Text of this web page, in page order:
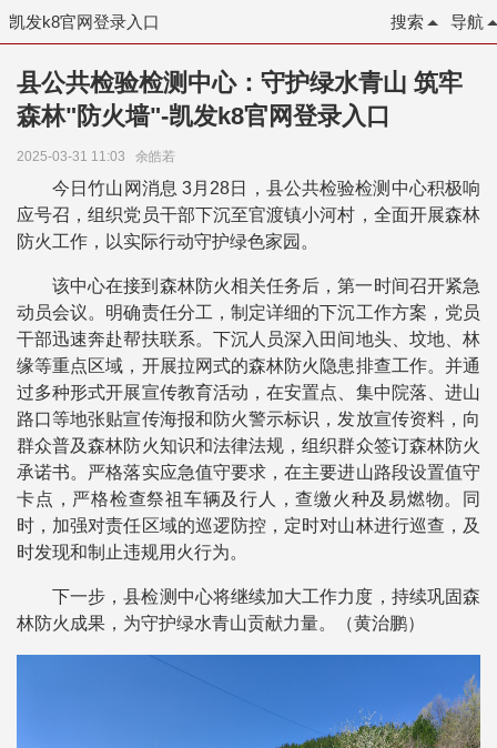
凯发k8官网登录入口 导航
搜索
县公共检验检测中心：守护绿水青山 筑牢
森林"防火墙"-凯发k8官网登录入口
2025-03-31 11:03 余皓若
今日竹山网消息 3月28日，县公共检验检测中心积极响
应号召，组织党员干部下沉至官渡镇小河村，全面开展森林
防火工作，以实际行动守护绿色家园。
该中心在接到森林防火相关任务后，第一时间召开紧急
动员会议。明确责任分工，制定详细的下沉工作方案，党员
干部迅速奔赴帮扶联系。下沉人员深入田间地头、坟地、林
缘等重点区域，开展拉网式的森林防火隐患排查工作。并通
过多种形式开展宣传教育活动，在安置点、集中院落、进山
路口等地张贴宣传海报和防火警示标识，发放宣传资料，向
群众普及森林防火知识和法律法规，组织群众签订森林防火
承诺书。严格落实应急值守要求，在主要进山路段设置值守
卡点，严格检查祭祖车辆及行人，查缴火种及易燃物。同
时，加强对责任区域的巡逻防控，定时对山林进行巡查，及
时发现和制止违规用火行为。
下一步，县检测中心将继续加大工作力度，持续巩固森
林防火成果，为守护绿水青山贡献力量。（黄治鹏）